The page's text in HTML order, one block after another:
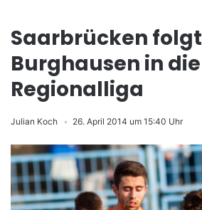
Saarbrücken folgt
Burghausen in die
Regionalliga
Julian Koch 26. April 2014 um 15:40 Uhr